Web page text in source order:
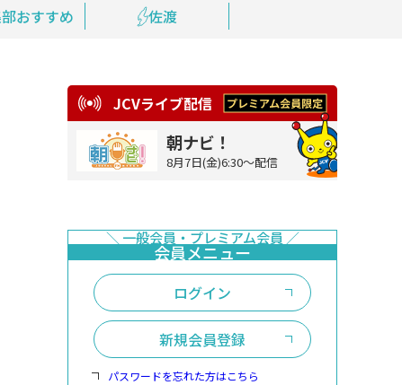
おすすめ 佐渡
鉄道情報
員登録
JCVライブ配信
朝ナビ！
8月7日(金)6:30～配信
ログイン
新規会員登録
パスワードを忘れた方はこちら